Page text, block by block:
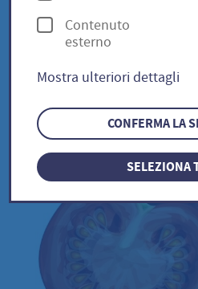
Costoluto
lycopersicum
z
i
n
Contenuto
esterno
Mostra ulteriori dettagli
CONFERMA LA
SELEZIONA